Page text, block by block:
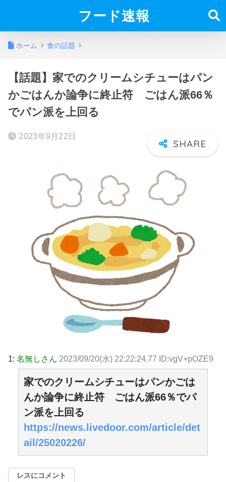
フード速報
ホーム 食の話題
【話題】家でのクリームシチューはパン
かごはんか論争に終止符 ごはん派66％
でパン派を上回る
2023年9月22日
1: 名無しさん 2023/09/20(水) 22:22:24.77 ID:vgV+pOZE9
家でのクリームシチューはパンかごは
んか論争に終止符 ごはん派66％でパ
ン派を上回る
https://news.livedoor.com/article/det
ail/25020226/
レスにコメント